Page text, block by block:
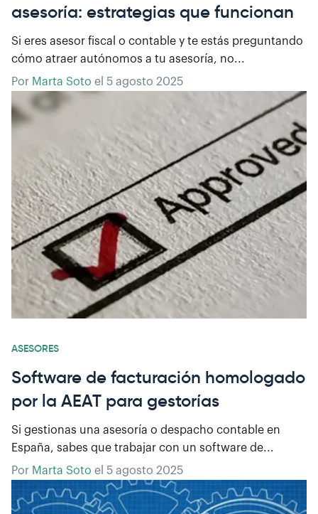
asesoría: estrategias que funcionan
Si eres asesor fiscal o contable y te estás preguntando
cómo atraer autónomos a tu asesoría, no...
Por Marta Soto el 5 agosto 2025
ASESORES
Software de facturación homologado
por la AEAT para gestorías
Si gestionas una asesoría o despacho contable en
España, sabes que trabajar con un software de...
Por Marta Soto el 5 agosto 2025